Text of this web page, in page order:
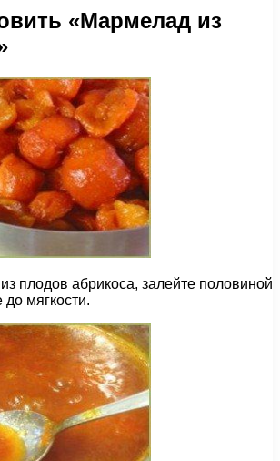
«Мармелад из
плодов абрикоса, залейте половиной
мягкости.